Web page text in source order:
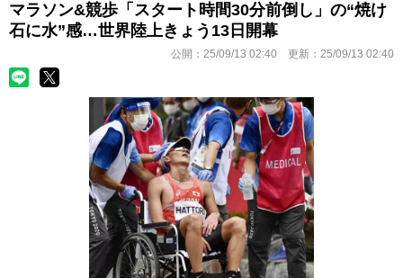
マラソン&競歩「スタート時間30分前倒し」の“焼け
石に水”感…世界陸上きょう13日開幕
公開： 25/09/13 02:40 更新： 25/09/13 02:40